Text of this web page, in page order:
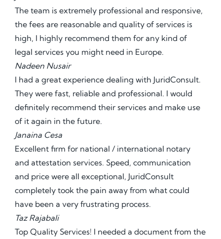
The team is extremely professional and responsive,
the fees are reasonable and quality of services is
high, I highly recommend them for any kind of
legal services you might need in Europe.
Nadeen Nusair
I had a great experience dealing with JuridConsult.
They were fast, reliable and professional. I would
definitely recommend their services and make use
of it again in the future.
Janaina Cesa
Excellent firm for national / international notary
and attestation services. Speed, communication
and price were all exceptional, JuridConsult
completely took the pain away from what could
have been a very frustrating process.
Taz Rajabali
Top Quality Services! I needed a document from the